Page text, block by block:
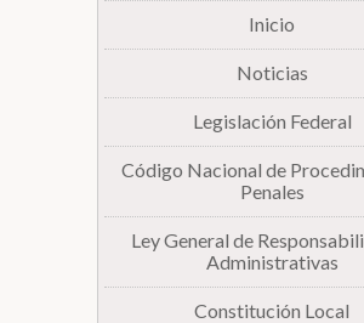
Comisiones
Biblioteca
Secretarías
Transparencia
Inicio
Noticias
Legislación Federal
Código Nacional de
Penales
Ley General de
Administrativas
Constitución Local